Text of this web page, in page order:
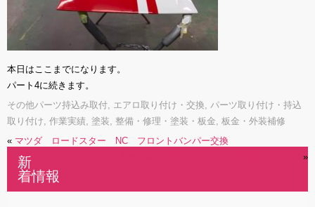
本日はここまでになります。
パート4に続きます。
その他パーツ持込み取付, エアロ取り付け・交換, パーツ取り付け・持込
取り付け, 作業実績, 塗装, 整備・修理・塗装・板金, 板金・外装補修
« マツダ ロードスター NC フロントバンパー交換
»
新
着情報